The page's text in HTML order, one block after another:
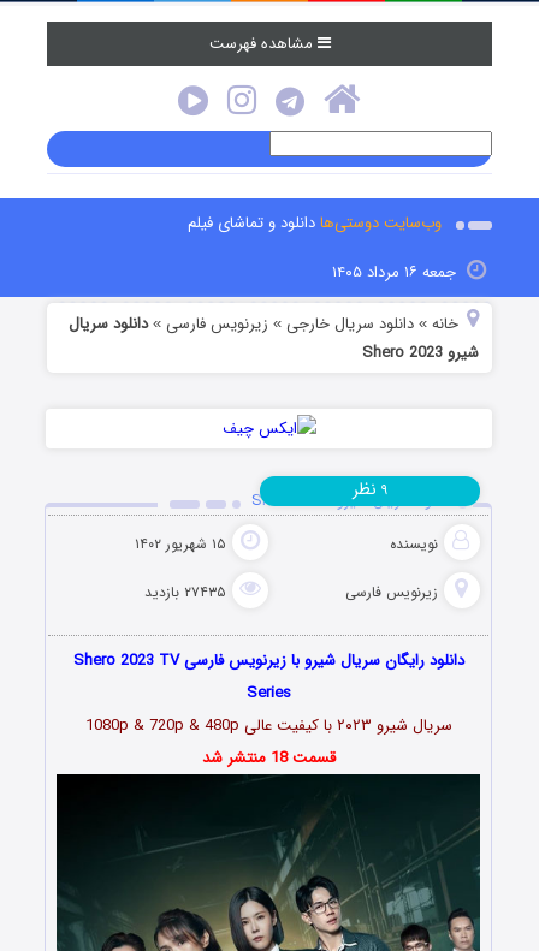
مشاهده فهرست
وب‌سایت دوستی‌هادانلود و تماشای فیلم
جمعه ۱۶ مرداد ۱۴۰۵
خانه »دانلود سریال خارجی » زیرنویس فارسی »دانلود سریال
شیرو Shero 2023
دانلود سریال شیرو Shero 2023
نویسنده ۱۵ شهریور ۱۴۰۲
زیرنویس فارسی ۲۷۴۳۵ بازدید
۹ نظر
دانلود رایگان سریال شیرو با زیرنویس فارسی Shero 2023 TV
Series
سریال شیرو ۲۰۲۳ با کیفیت عالی 1080p & 720p & 480p
قسمت 18 منتشر شد